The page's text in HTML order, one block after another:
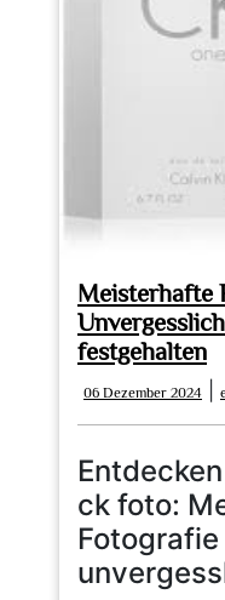
Meisterhafte
festgehalten
06 Dezember 2024
ck foto: